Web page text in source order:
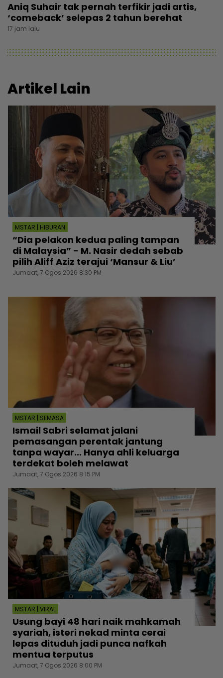
Aniq Suhair tak pernah terfikir jadi artis,
‘comeback’ selepas 2 tahun berehat
17 jam lalu
Artikel Lain
MSTAR | HIBURAN
“Dia pelakon kedua paling tampan
di Malaysia” - M. Nasir dedah sebab
pilih Aliff Aziz terajui ‘Mansur & Liu’
Jumaat, 7 Ogos 2026 8:30 PM
MSTAR | SEMASA
Ismail Sabri selamat jalani
pemasangan perentak jantung
tanpa wayar... Hanya ahli keluarga
terdekat boleh melawat
Jumaat, 7 Ogos 2026 8:15 PM
MSTAR | VIRAL
Usung bayi 48 hari naik mahkamah
syariah, isteri nekad minta cerai
lepas dituduh jadi punca nafkah
mentua terputus
Jumaat, 7 Ogos 2026 8:00 PM